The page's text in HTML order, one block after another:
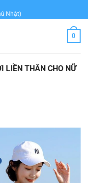
Nhật)
0
LIỀN THÂN CHO NỮ